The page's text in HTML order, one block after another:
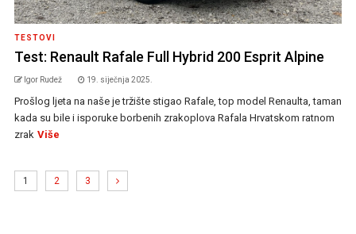
TESTOVI
Test: Renault Rafale Full Hybrid 200 Esprit Alpine
Igor Rudež 19. siječnja 2025.
Prošlog ljeta na naše je tržište stigao Rafale, top model Renaulta, taman
kada su bile i isporuke borbenih zrakoplova Rafala Hrvatskom ratnom
zrak Više
1 2 3